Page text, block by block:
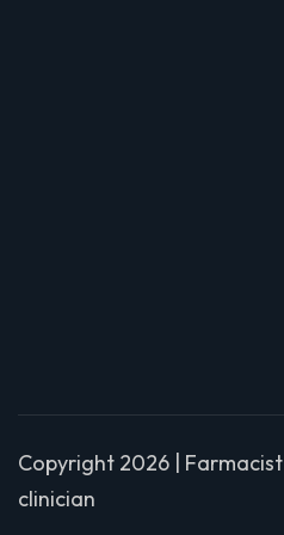
Copyright 2026 | Farmacist
clinician